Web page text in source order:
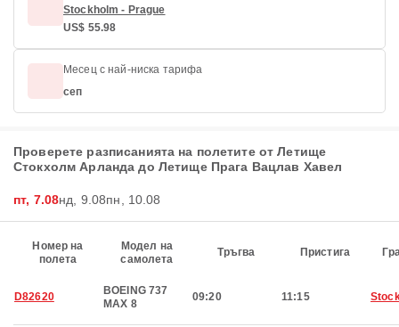
Stockholm - Prague
US$ 55.98
Месец с най-ниска тарифа
сеп
Проверете разписанията на полетите от Летище
Стокхолм Арланда до Летище Прага Вацлав Хавел
пт, 7.08нд, 9.08пн, 10.08
Номер на
полета
Модел на
самолета
Тръгва Пристига
D82620
BOEING 737
MAX 8
09:20 11:15